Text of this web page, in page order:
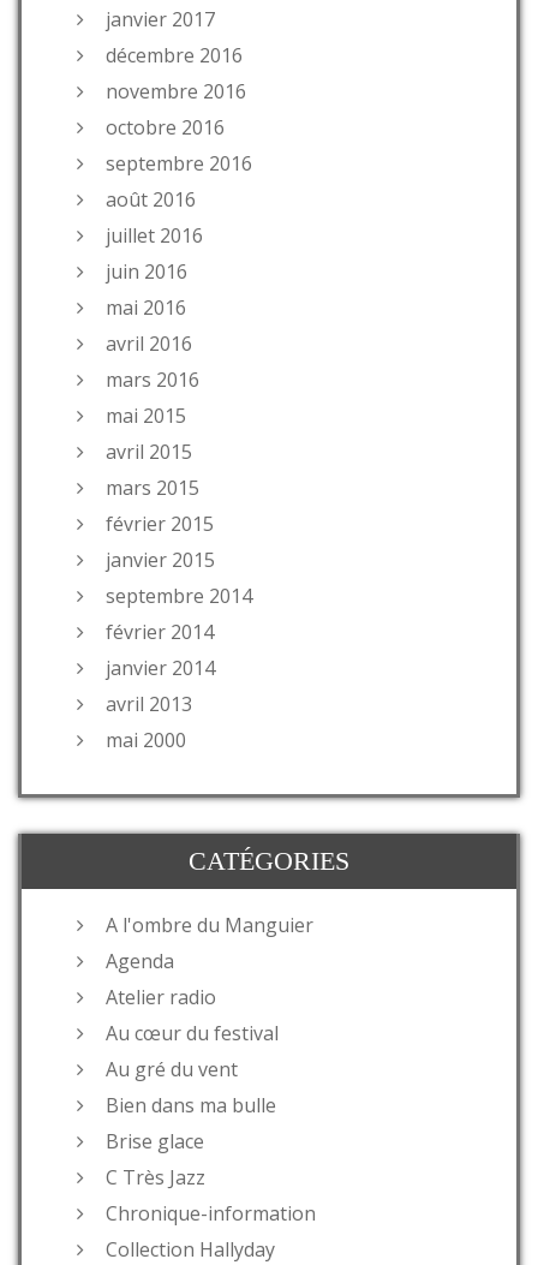
janvier 2017
décembre 2016
novembre 2016
octobre 2016
septembre 2016
août 2016
juillet 2016
juin 2016
mai 2016
avril 2016
mars 2016
mai 2015
avril 2015
mars 2015
février 2015
janvier 2015
septembre 2014
février 2014
janvier 2014
avril 2013
mai 2000
CATÉGORIES
A l'ombre du Manguier
Agenda
Atelier radio
Au cœur du festival
Au gré du vent
Bien dans ma bulle
Brise glace
C Très Jazz
Chronique-information
Collection Hallyday